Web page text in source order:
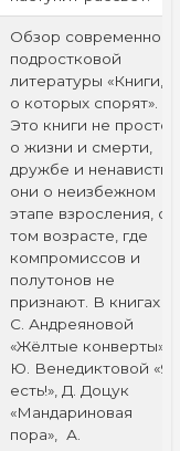
Обзор современной
подростковой
литературы «Книги,
о которых спорят».
Это книги не просто
о жизни и смерти,
дружбе и ненависти,
они о неизбежном
этапе взросления, о
том возрасте, где
компромиссов и
полутонов не
признают. В книгах –
С. Андреяновой
«Жёлтые конверты»,
Ю. Венедиктовой «Я
есть!», Д. Доцук
«Мандариновая
пора», А.